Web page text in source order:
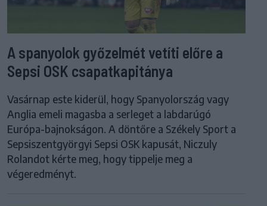
A spanyolok győzelmét vetíti előre a
Sepsi OSK csapatkapitánya
Vasárnap este kiderül, hogy Spanyolország vagy
Anglia emeli magasba a serleget a labdarúgó
Európa-bajnokságon. A döntőre a Székely Sport a
Sepsiszentgyörgyi Sepsi OSK kapusát, Niczuly
Rolandot kérte meg, hogy tippelje meg a
végeredményt.